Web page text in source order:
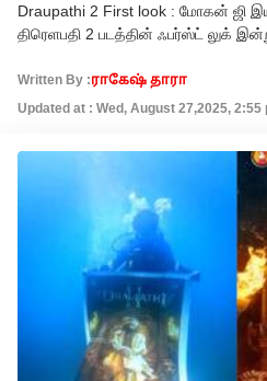
Draupathi 2 First look : மோகன் ஜி
திரெளபதி 2 படத்தின் ஃபர்ஸ்ட் லுக்
Written By :ராகேஷ் தாரா
Updated at : Wed, August 27,2025, 2:55